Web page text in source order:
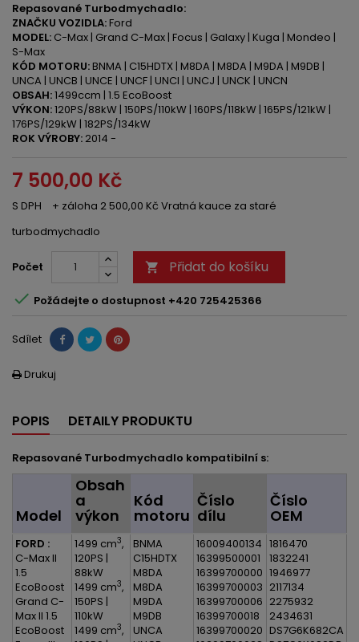
Repasované Turbodmychadlo:
ZNAČKU VOZIDLA:Ford
MODEL: C-Max | Grand C-Max | Focus | Galaxy | Kuga | Mondeo |
S-Max
KÓD MOTORU:BNMA | C15HDTX | M8DA | M8DA | M9DA | M9DB |
UNCA | UNCB | UNCE | UNCF | UNCI | UNCJ | UNCK | UNCN
OBSAH:1499ccm | 1.5 EcoBoost
VÝKON:120PS/88kW | 150PS/110kW | 160PS/118kW | 165PS/121kW |
176PS/129kW | 182PS/134kW
ROK VÝROBY: 2014 -
7 500,00 Kč
S DPH
+ záloha 2 500,00 Kč Vratná kauce za staré
turbodmychadlo
Počet  Přidat do košíku
 Požádejte o dostupnost +420 725425366
Sdílet
 Drukuj
POPIS DETAILY PRODUKTU
Repasované Turbodmychadlo kompatibilní s:
Model
Obsah
a
výkon
Kód
motoru
Číslo
dílu
Číslo
OEM
FORD :
C-Max II
1.5
EcoBoost
Grand C-
Max II 1.5
EcoBoost
1499 cm3,
120PS |
88kW
1499 cm3,
150PS |
110kW
1499 cm3,
BNMA
C15HDTX
M8DA
M8DA
M9DA
M9DB
UNCA
16009400134
16399500001
16399700000
16399700003
16399700006
16399700018
16399700020
1816470
1832241
1946977
2117134
2275932
2434631
DS7G6K682CA